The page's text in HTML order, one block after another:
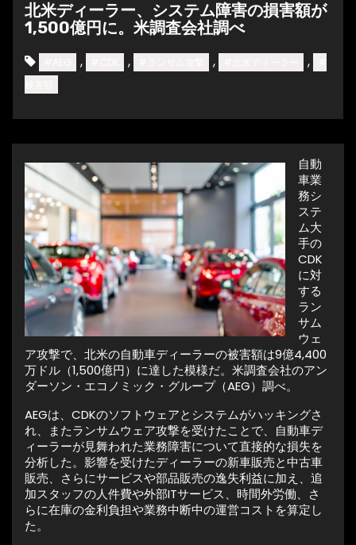
北米ディーラー、システム障害の損害額が
1,500億円に。米調査会社調べ
, , , ,
自動
車業
務シ
ステ
ム大
手の
CDK
に対
する
ラン
サム
ウェ
ア攻撃で、北米の自動車ディーラーの被害額は9億4,400
万ドル（1,500億円）に達した模様だ。米調査会社のアン
ダーソン・エコノミック・グループ（AEG）調べ。
AEGは、CDKのソフトウェアとシステムがハッキングさ
れ、またランサムウェア攻撃を受けたことで、自動車デ
ィーラーが見舞われた業務障害について直接的な損失を
分析した。影響を受けたディーラーの新車販売と中古車
販売、さらにサービスや部品販売の逸失利益に加え、追
加スタッフの人件費や外部ITサービス、時間外労働、さ
らに在庫の金利負担や業務中断中の運営コストを算定し
た。